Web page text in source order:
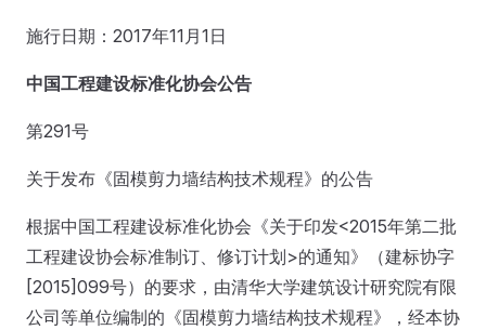
施行日期：2017年11月1日
中国工程建设标准化协会公告
第291号
关于发布《固模剪力墙结构技术规程》的公告
根据中国工程建设标准化协会《关于印发<2015年第二批
工程建设协会标准制订、修订计划>的通知》（建标协字
[2015]099号）的要求，由清华大学建筑设计研究院有限
公司等单位编制的《固模剪力墙结构技术规程》，经本协